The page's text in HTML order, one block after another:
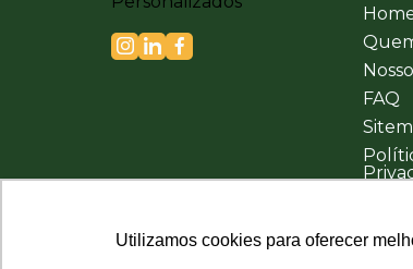
Utilizamos cookies para oferecer
Utilizamos cookies para oferecer
FAQ